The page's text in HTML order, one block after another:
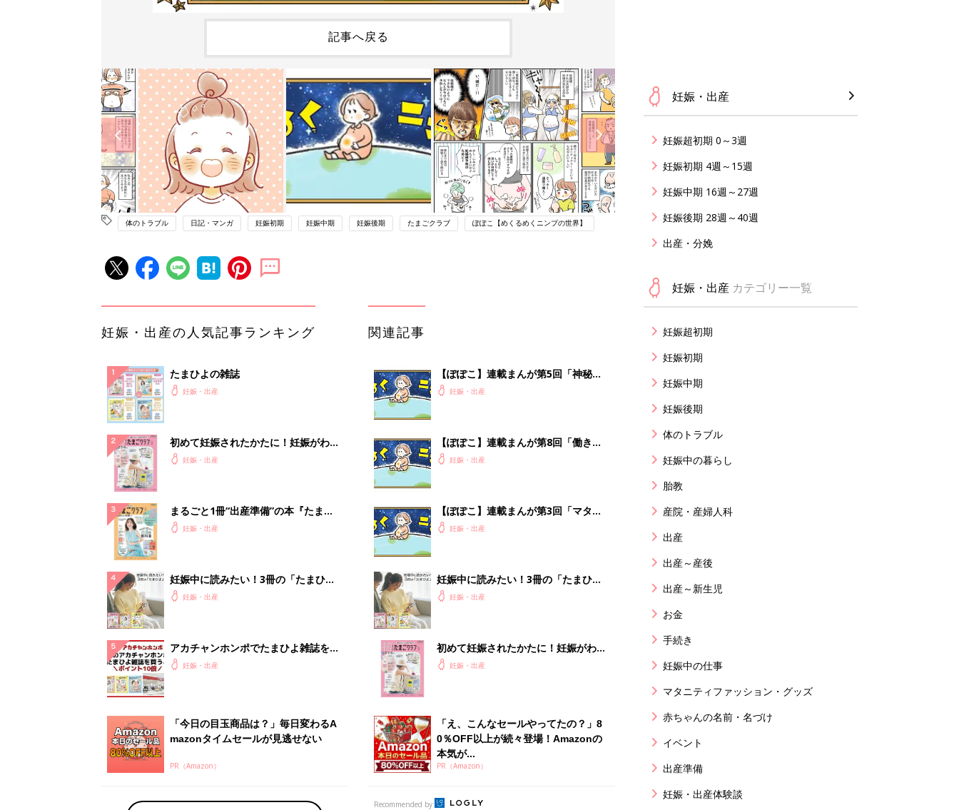
記事へ戻る
体のトラブル 日記・マンガ 妊娠初期 妊娠中期 妊娠後期 たまごクラブ ぽぽこ【めくるめくニンプの世界】
妊娠・出産の人気記事ランキング
たまひよの雑誌
妊娠・出産
初めて妊娠されたかたに！妊娠がわか
ったら最初に読む本『初めてのたまご
妊娠・出産
まるごと1冊“出産準備”の本『たまご
クラブ 夏号』〈スペシャル大特集〉
妊娠・出産
妊娠中に読みたい！3冊の「たまひ
よ」妊娠・出産
アカチャンホンポでたまひよ雑誌を買
うとポイント10倍【期間限定】
妊娠・出産
「今日の目玉商品は？」毎日変わるA
mazonタイムセールが見逃せない
PR（Amazon）
関連記事
【ぽぽこ】連載まんが第5回「神秘の
ポコポコ…初めての胎動！」
妊娠・出産
【ぽぽこ】連載まんが第8回「働き盛
り！ ワーキング妊婦のリアル」
妊娠・出産
【ぽぽこ】連載まんが第3回「マタニ
ティマーク、 つける？つけない？」
妊娠・出産
妊娠中に読みたい！3冊の「たまひ
よ」妊娠・出産
初めて妊娠されたかたに！妊娠がわか
ったら最初に読む本『初めてのたまご
妊娠・出産
「え、こんなセールやってたの？」8
0％OFF以上が続々登場！Amazonの
本気が...
PR（Amazon）
Recommended by
妊娠・出産
妊娠超初期 0～3週
妊娠初期 4週～15週
妊娠中期 16週～27週
妊娠後期 28週～40週
出産・分娩
妊娠・出産 カテゴリー一覧
妊娠超初期
妊娠初期
妊娠中期
妊娠後期
体のトラブル
妊娠中の暮らし
胎教
産院・産婦人科
出産
出産～産後
出産～新生児
お金
手続き
妊娠中の仕事
マタニティファッション・グッズ
赤ちゃんの名前・名づけ
イベント
出産準備
妊娠・出産体験談